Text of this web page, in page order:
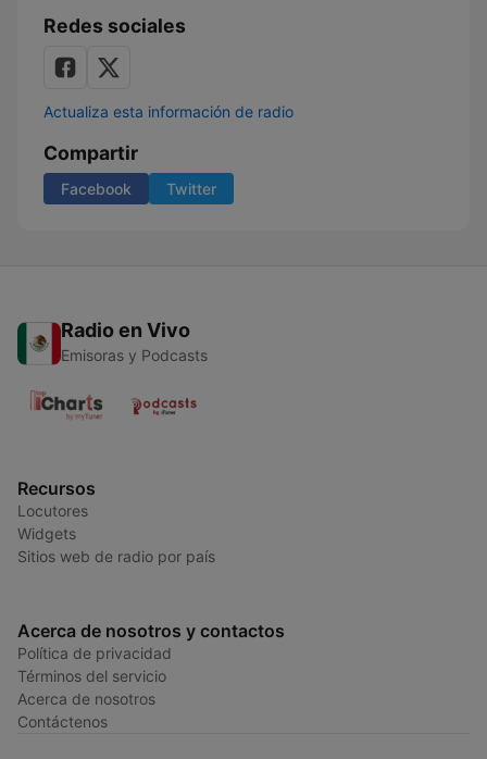
Redes sociales
Actualiza esta información de radio
Compartir
Facebook Twitter
Radio en Vivo
Emisoras y Podcasts
Recursos
Locutores
Widgets
Sitios web de radio por país
Acerca de nosotros y contactos
Política de privacidad
Términos del servicio
Acerca de nosotros
Contáctenos